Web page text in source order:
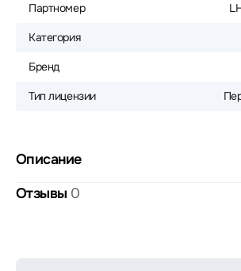
Партномер
Категория
Бренд
Тип лицензии
Описание
Отзывы 0